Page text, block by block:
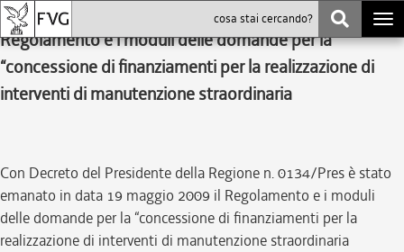
20.05.09 E' stato emanato in data 19 maggio 2009 il
Regolamento e i moduli delle domande per la
“concessione di finanziamenti per la realizzazione di
interventi di manutenzione straordinaria
Con Decreto del Presidente della Regione n. 0134/Pres è stato
emanato in data 19 maggio 2009 il Regolamento e i moduli
delle domande per la “concessione di finanziamenti per la
realizzazione di interventi di manutenzione straordinaria